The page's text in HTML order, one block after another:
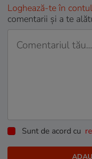
Loghează-te în
comentarii și a te
Sunt de acord cu